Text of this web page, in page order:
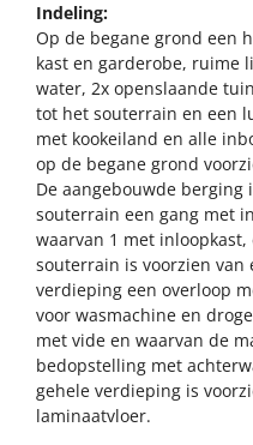
Indeling:
Op de begane grond een
kast en garderobe, ruime
water, 2x openslaande
tot het souterrain en een
met kookeiland en alle
op de begane grond
De aangebouwde
souterrain een gang met
waarvan 1 met
souterrain is voorzien van
verdieping een overloop
voor wasmachine en
met vide en waarvan de
bedopstelling met
gehele verdieping is
laminaatvloer.